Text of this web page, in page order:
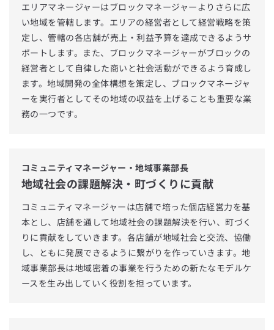
エリアマネージャーはブロックマネージャーよりさらに広
い地域を管轄します。エリアの経営者として経営戦略を策
定し、管轄の各店舗が売上・利益予算を達成できるようサ
ポートします。また、ブロックマネージャーがブロックの
経営者として自律した商いと社会活動ができるよう育成し
ます。地域開発の全体構想を策定し、ブロックマネージャ
ーを実行者としてその地域の収益を上げることも重要な業
務の一つです。
コミュニティマネージャー・地域事業部長
地域社会の課題解決・町づくりに貢献
コミュニティマネージャーは店舗で培った個店経営力を基
本とし、店舗を通して地域社会の課題解決を行い、町づく
りに貢献をしていきます。各店舗が地域社会と交流、協働
し、ともに発展できるように繋がりを作っていきます。地
域事業部長は地域密着の事業を行うための新たなモデルケ
ースを生み出していく役割を担っています。